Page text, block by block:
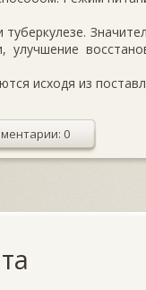
улучшение
исходя из
0